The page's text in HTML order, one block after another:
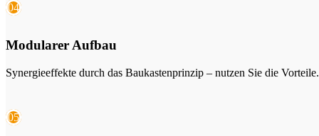
04
Modularer Aufbau
Synergieeffekte durch das Baukastenprinzip – nutzen Sie die Vorteile.
05